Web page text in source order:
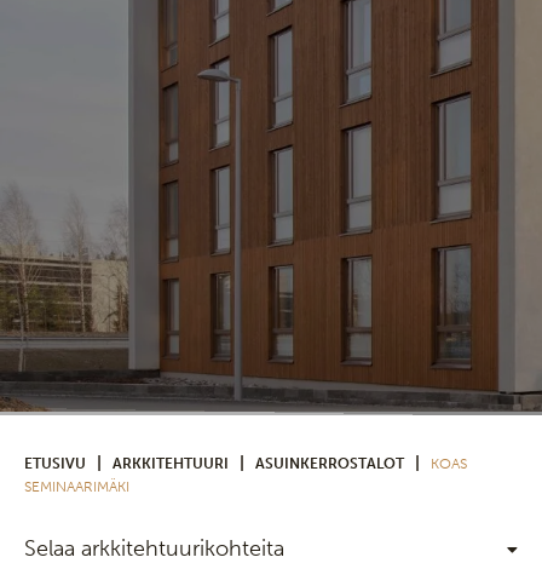
ETUSIVU ARKKITEHTUURI ASUINKERROSTALOT
KOAS
SEMINAARIMÄKI
Selaa arkkitehtuurikohteita